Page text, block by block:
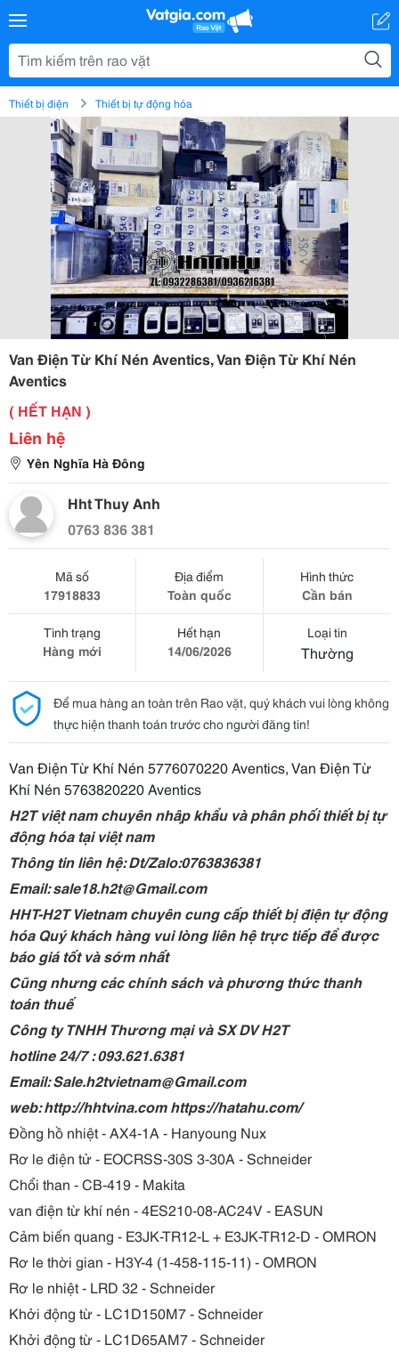
Thiết bị điện Thiết bị tự động hóa
Van Điện Từ Khí Nén Aventics, Van Điện Từ Khí Nén
Aventics
( HẾT HẠN )
Liên hệ
Yên Nghĩa Hà Đông
Hht Thuy Anh
0763 836 381
Mã số
17918833
Địa điểm
Toàn quốc
Hình thức
Cần bán
Tình trạng
Hàng mới
Hết hạn
14/06/2026
Loại tin
Thường
Để mua hàng an toàn trên Rao vặt, quý khách vui lòng không
thực hiện thanh toán trước cho người đăng tin!
Van Điện Từ Khí Nén 5776070220 Aventics, Van Điện Từ
Khí Nén 5763820220 Aventics
H2T việt nam chuyên nhập khẩu và phân phối thiết bị tự
động hóa tại việt nam
Thông tin liên hệ: Dt/Zalo:0763836381
Email: sale18.h2t@Gmail.com
HHT-H2T Vietnam chuyên cung cấp thiết bị điện tự động
hóa Quý khách hàng vui lòng liên hệ trực tiếp để được
báo giá tốt và sớm nhất
Cũng nhưng các chính sách và phương thức thanh
toán thuế
Công ty TNHH Thương mại và SX DV H2T
hotline 24/7 : 093.621.6381
Email: Sale.h2tvietnam@Gmail.com
web: http://hhtvina.com https://hatahu.com/
Đồng hồ nhiệt - AX4-1A - Hanyoung Nux
Rơ le điện tử - EOCRSS-30S 3-30A - Schneider
Chổi than - CB-419 - Makita
van điện từ khí nén - 4ES210-08-AC24V - EASUN
Cảm biến quang - E3JK-TR12-L + E3JK-TR12-D - OMRON
Rơ le thời gian - H3Y-4 (1-458-115-11) - OMRON
Rơ le nhiệt - LRD 32 - Schneider
Khởi động từ - LC1D150M7 - Schneider
Khởi động từ - LC1D65AM7 - Schneider